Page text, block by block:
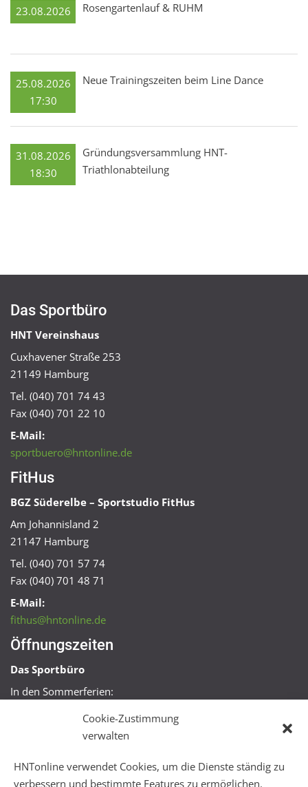
Cookie-Zustimmung
verwalten
HNTonline verwendet Cookies, um die Dienste ständig zu
verbessern und bestimmte Features zu ermöglichen.
23.08.2026 Rosengartenlauf & RUHM
25.08.2026
17:30
Neue Trainingszeiten beim Line Dance
31.08.2026
18:30
Gründungsversammlung HNT-
Triathlonabteilung
Das Sportbüro
HNT Vereinshaus
Cuxhavener Straße 253
21149 Hamburg
Tel. (040) 701 74 43
Fax (040) 701 22 10
E-Mail:
sportbuero@hntonline.de
FitHus
BGZ Süderelbe – Sportstudio FitHus
Am Johannisland 2
21147 Hamburg
Tel. (040) 701 57 74
Fax (040) 701 48 71
E-Mail:
fithus@hntonline.de
Öffnungszeiten
Das Sportbüro
In den Sommerferien:
Mo + Mi 16:00 – 18:00 Uhr
Mo – Fr 08:00 – 22:00 Uhr